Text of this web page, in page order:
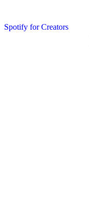
Spotify for Creators